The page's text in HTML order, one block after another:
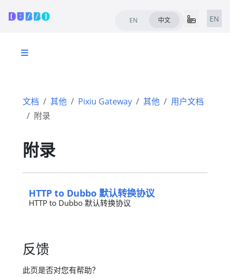
EN 中文 EN
文档 其他 Pixiu Gateway 其他
用户文档
附录
附录
HTTP to Dubbo 默认转换协议
HTTP to Dubbo 默认转换协议
反馈
此页是否对您有帮助？